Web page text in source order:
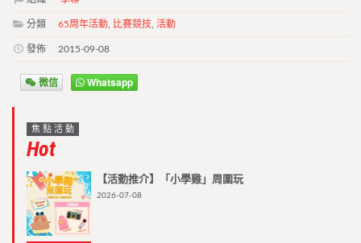
分類 65周年活動 比賽競技 活動
發佈 2015-09-08
微信 Whatsapp
焦點活動
Hot
【活動推介】「小學雞」周圍玩
2026-07-08